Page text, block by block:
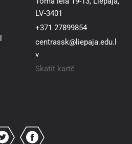
LV-3401
+371 27899854
centrassk@liepaja.edu.l
v
Skatīt kartē